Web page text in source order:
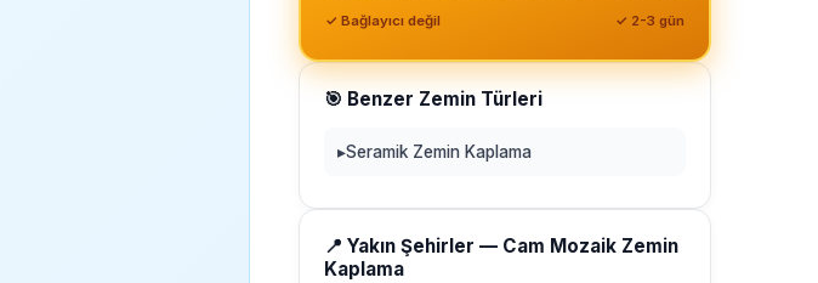
✓ Bağlayıcı değil ✓ 2-3 gün
🎯 Benzer Zemin Türleri
▸Seramik Zemin Kaplama
📍 Yakın Şehirler — Cam Mozaik Zemin
Kaplama